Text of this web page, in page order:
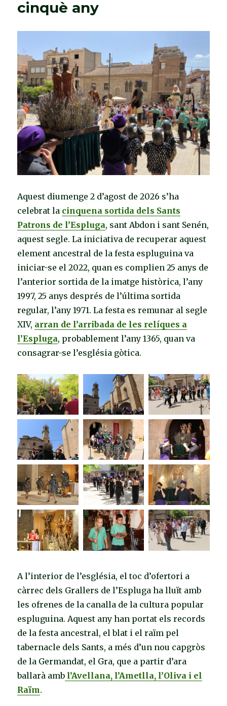
cinquè any
Aquest diumenge 2 d’agost de 2026 s’ha
celebrat la cinquena sortida dels Sants
Patrons de l’Espluga, sant Abdon i sant Senén,
aquest segle. La iniciativa de recuperar aquest
element ancestral de la festa espluguina va
iniciar-se el 2022, quan es complien 25 anys de
l’anterior sortida de la imatge històrica, l’any
1997, 25 anys després de l’última sortida
regular, l’any 1971. La festa es remunar al segle
XIV, arran de l’arribada de les relíques a
l’Espluga, probablement l’any 1365, quan va
consagrar-se l’església gòtica.
A l’interior de l’església, el toc d’ofertori a
càrrec dels Grallers de l’Espluga ha lluït amb
les ofrenes de la canalla de la cultura popular
espluguina. Aquest any han portat els records
de la festa ancestral, el blat i el raïm pel
tabernacle dels Sants, a més d’un nou capgròs
de la Germandat, el Gra, que a partir d’ara
ballarà amb l’Avellana, l’Ametlla, l’Oliva i el
Raïm.